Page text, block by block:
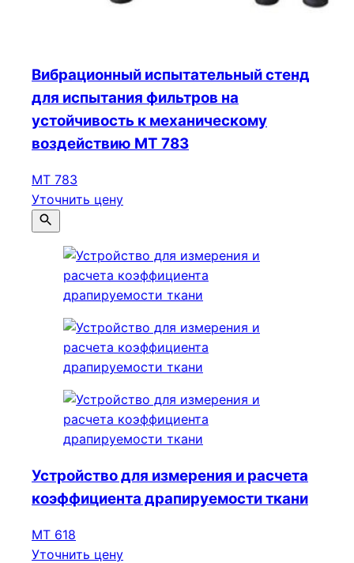
Вибрационный испытательный стенд
для испытания фильтров на
устойчивость к механическому
воздействию МТ 783
МТ 783
Уточнить цену
Устройство для измерения и расчета
коэффициента драпируемости ткани
МТ 618
Уточнить цену